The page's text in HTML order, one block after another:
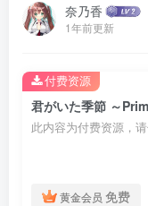
奈乃香
1年前更新
君がいた季節 ～
此内容为付费资源，
黄金会员 免费
付费资源